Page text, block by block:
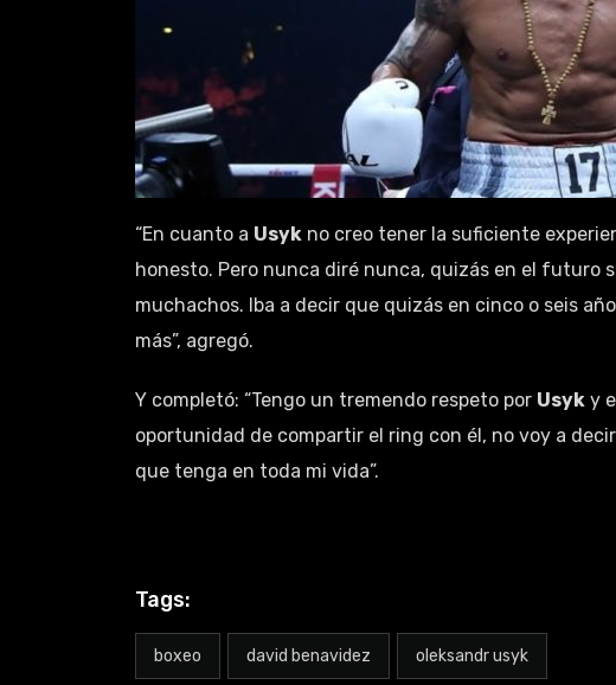
“En cuanto a Usyk no creo tener la suficiente
honesto. Pero nunca diré nunca, quizás en el futuro
muchachos. Iba a decir que quizás en cinco o seis
más”, agregó.
Y completó: “Tengo un tremendo respeto por Usyk y
oportunidad de compartir el ring con él, no voy a
que tenga en toda mi vida”.
Tags:
boxeo david benavidez oleksandr usyk